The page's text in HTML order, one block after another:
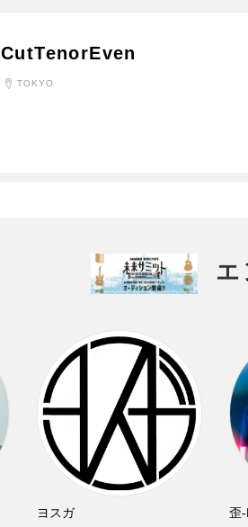
CutTenorEven
TOKYO
ヨスガ 歪